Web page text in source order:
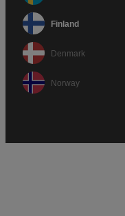
Finland
Denmark
Norway